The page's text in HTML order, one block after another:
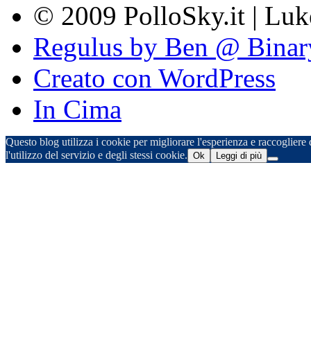
© 2009 PolloSky.it |
Regulus by Ben @
Creato con WordPress
In Cima
Questo blog utilizza i cookie per migliorare l'esperienza e
l'utilizzo del servizio e degli stessi cookie. Ok Leggi di più